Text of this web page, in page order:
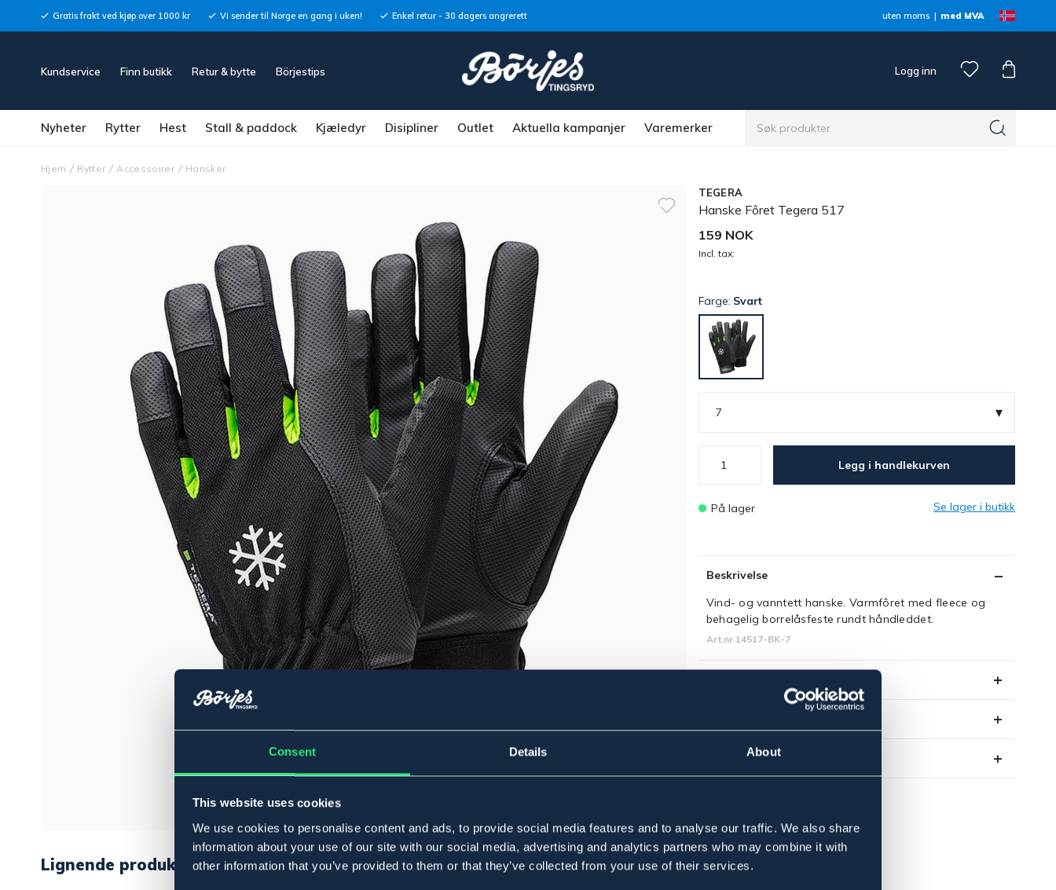
Consent Details About
This website uses cookies
We use cookies to personalise content and ads, to provide social media features and to analyse our traffic. We also share
information about your use of our site with our social media, advertising and analytics partners who may combine it with
other information that you’ve provided to them or that they’ve collected from your use of their services.
Gratis frakt ved kjøp over 1000 kr Vi sender til Norge en gang i uken! Enkel retur - 30 dagers angrerett uten moms med MVA
Kundservice Finn butikk Retur & bytte Börjestips Logg inn
Nyheter Rytter Hest Stall & paddock Kjæledyr Disipliner Outlet Aktuella kampanjer Varemerker
Hjem Rytter Accessoirer Hansker
TEGERA
Hanske Fôret Tegera 517
159 NOK
Incl. tax:
Farge: Svart
7 ▾
Legg i handlekurven
På lager Se lager i butikk
Beskrivelse
Vind- og vanntett hanske. Varmfôret med fleece og
behagelig borrelåsfeste rundt håndleddet.
Art.nr 14517-BK-7
About the brand
Lignende produkter